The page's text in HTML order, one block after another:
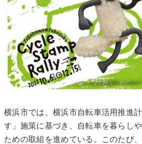
横浜市では、横浜市自転車活用推進
す」施策に基づき、自転車を暮らし
ための取組を進めている。このたび